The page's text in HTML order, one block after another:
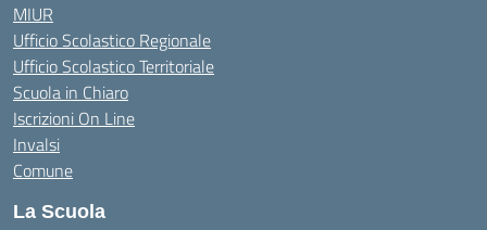
MIUR
Ufficio Scolastico Regionale
Ufficio Scolastico Territoriale
Scuola in Chiaro
Iscrizioni On Line
Invalsi
Comune
La Scuola